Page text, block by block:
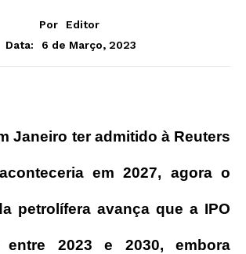
Por
Editor
Data:
6 de Março, 2023
Janeiro ter admitido à Reuters
em 2027, agora o
petrolífera avança que a IPO
2023 e 2030, embora